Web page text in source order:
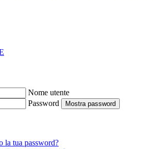
Nome utente
Password
Mostra password
la tua password?